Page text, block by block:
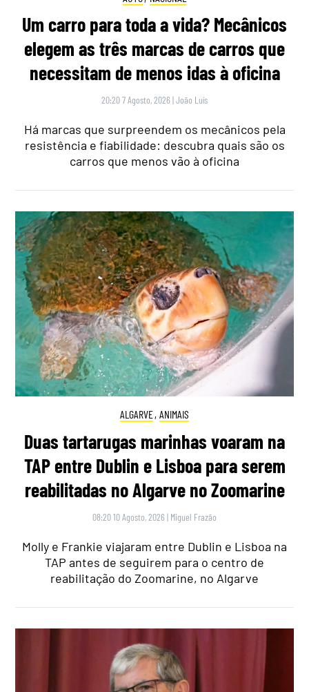
Um carro para toda a vida? Mecânicos
elegem as três marcas de carros que
necessitam de menos idas à oficina
20:20 7 Agosto, 2026 |João Luís
Há marcas que surpreendem os mecânicos pela
resistência e fiabilidade: descubra quais são os
carros que menos vão à oficina
ALGARVE, ANIMAIS
Duas tartarugas marinhas voaram na
TAP entre Dublin e Lisboa para serem
reabilitadas no Algarve no Zoomarine
08:20 10 Agosto, 2026 | Miguel Frazão
Molly e Frankie viajaram entre Dublin e Lisboa na
TAP antes de seguirem para o centro de
reabilitação do Zoomarine, no Algarve